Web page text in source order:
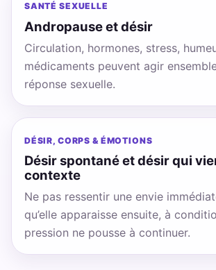
SANTÉ SEXUELLE
Andropause et désir
Circulation, hormones, stress,
médicaments peuvent agir
réponse sexuelle.
DÉSIR, CORPS & ÉMOTIONS
Désir spontané et désir qui
contexte
Ne pas ressentir une envie
qu’elle apparaisse ensuite, à
pression ne pousse à continuer.